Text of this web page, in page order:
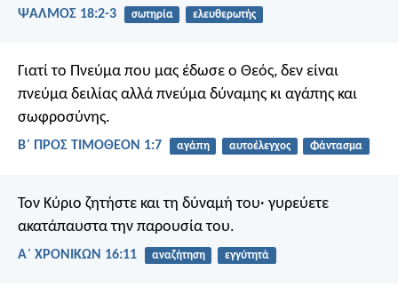
ΨΑΛΜΌΣ 18:2-3 σωτηρία ελευθερωτής
Γιατί το Πνεύμα που μας έδωσε ο Θεός, δεν είναι
πνεύμα δειλίας αλλά πνεύμα δύναμης κι αγάπης και
σωφροσύνης.
Β΄ ΠΡΟΣ ΤΙΜΟΘΕΟΝ 1:7 αγάπη αυτοέλεγχος Φάντασμα
Τον Κύριο ζητήστε και τη δύναμή του· γυρεύετε
ακατάπαυστα την παρουσία του.
Α΄ ΧΡΟΝΙΚΩΝ 16:11 αναζήτηση εγγύτητά